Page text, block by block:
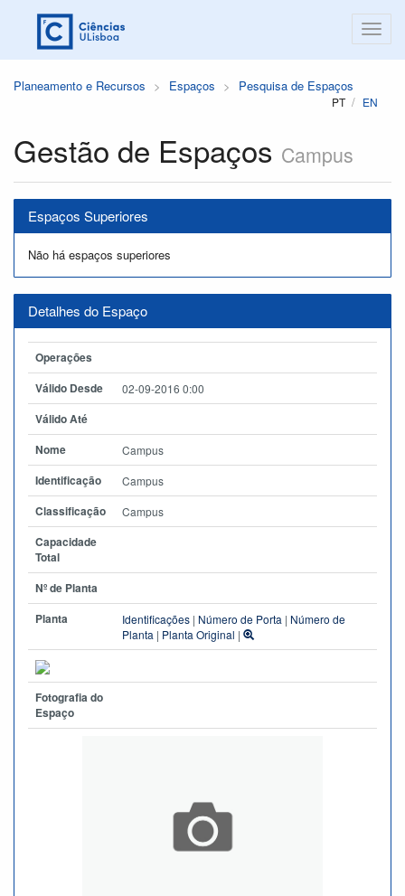
Planeamento e Recursos Espaços Pesquisa de Espaços
PT EN
Gestão de Espaços Campus
Espaços Superiores
Não há espaços superiores
Detalhes do Espaço
Operações
Válido Desde
02-09-2016 0:00
Válido Até
Nome
Campus
Identificação Campus
Classificação Campus
Capacidade
Total
Nº de Planta
Planta
Identificações | Número de Porta | Número de
Planta | Planta Original |
Fotografia do
Espaço